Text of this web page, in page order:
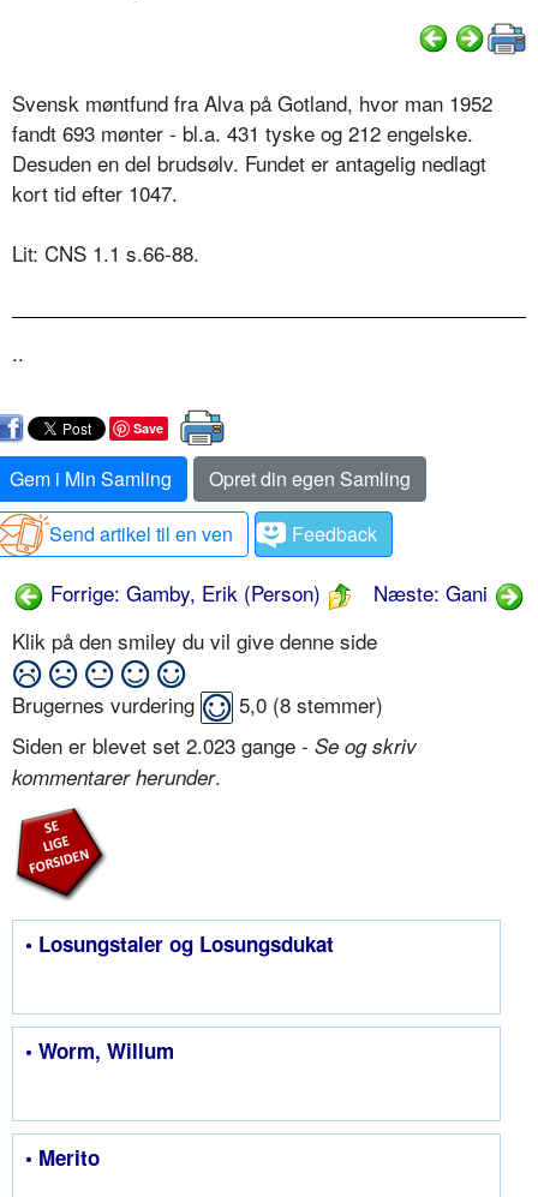
Svensk møntfund fra Alva på Gotland, hvor man 1952
fandt 693 mønter - bl.a. 431 tyske og 212 engelske.
Desuden en del brudsølv. Fundet er antagelig nedlagt
kort tid efter 1047.
Lit: CNS 1.1 s.66-88.
..
Save
Gem i Min Samling
Opret din egen Samling
Send artikel til en ven
Feedback
Forrige: Gamby, Erik (Person)
Næste: Gani
Klik på den smiley du vil give denne side
Brugernes vurdering 5,0 (8 stemmer)
Siden er blevet set 2.023 gange - Se og skriv
kommentarer herunder.
• Losungstaler og Losungsdukat
• Worm, Willum
• Merito